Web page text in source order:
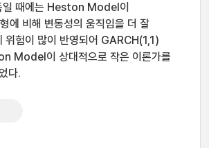
일 때에는 Heston Model이
에 비해 변동성의 움직임을 더 잘
위험이 많이 반영되어 GARCH(1,1)
Model이 상대적으로 작은 이론가를
다.